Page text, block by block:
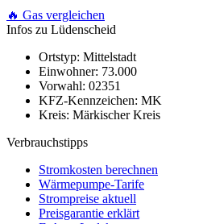
🔥 Gas vergleichen
Infos zu Lüdenscheid
Ortstyp: Mittelstadt
Einwohner: 73.000
Vorwahl: 02351
KFZ-Kennzeichen: MK
Kreis: Märkischer Kreis
Verbrauchstipps
Stromkosten berechnen
Wärmepumpe-Tarife
Strompreise aktuell
Preisgarantie erklärt